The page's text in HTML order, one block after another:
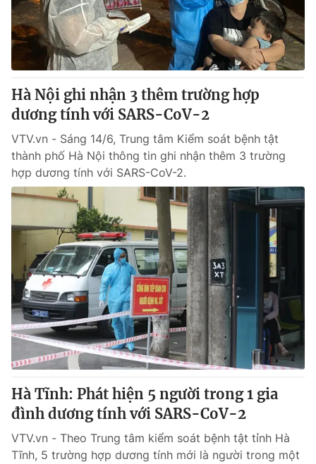
Hà Nội ghi nhận 3 thêm trường hợp
dương tính với SARS-CoV-2
VTV.vn - Sáng 14/6, Trung tâm Kiểm soát bệnh tật
thành phố Hà Nội thông tin ghi nhận thêm 3 trường
hợp dương tính với SARS-CoV-2.
Hà Tĩnh: Phát hiện 5 người trong 1 gia
đình dương tính với SARS-CoV-2
VTV.vn - Theo Trung tâm kiểm soát bệnh tật tỉnh Hà
Tĩnh, 5 trường hợp dương tính mới là người trong một